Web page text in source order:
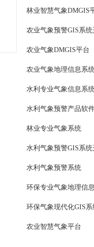
林业智慧气象DMGIS
农业气象预警GIS系统
农业气象DMGIS平台
农业气象地理信息系
水利专业气象信息系
水利气象预警产品软
林业专业气象系统
水利气象预警GIS系统
水利气象预警系统
环保专业气象地理信
环保气象现代化GIS
农业智慧气象平台